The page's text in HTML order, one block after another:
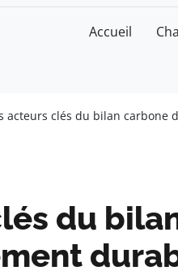
Accueil
acteurs clés du bilan carbone
du